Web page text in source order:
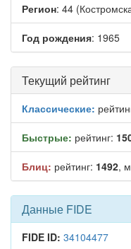
Регион: 44
Год рождения: 1965
Текущий рейтинг
Классические:
Быстрые: рейтинг:
Блиц: рейтинг: 1492,
Данные FIDE
FIDE ID: 34104477